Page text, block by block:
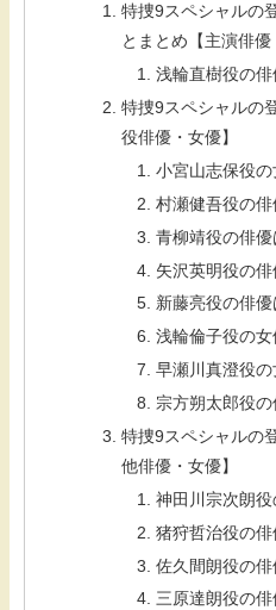
特捜9スペシャルの
とまとめ【主演俳優
浅輪直樹役の
特捜9スペシャルの
役俳優・女優】
小宮山志保役
村瀬健吾役の
青柳靖役の俳
矢沢英明役の
新藤亮役の俳
浅輪倫子役の
早瀬川真澄役
宗方朔太郎役
特捜9スペシャルの
他俳優・女優】
神田川宗次朗
猪狩哲治役の
佐久間朗役の
三原達朗役の